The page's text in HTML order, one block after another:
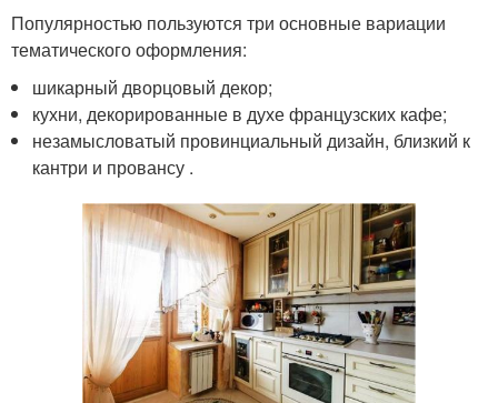
Популярностью пользуются три основные вариации
тематического оформления:
шикарный дворцовый декор;
кухни, декорированные в духе французских кафе;
незамысловатый провинциальный дизайн, близкий к
кантри и провансу .